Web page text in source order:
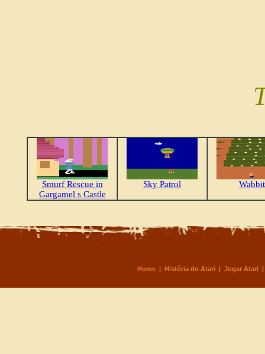
Smurf Rescue in
Gargamel s Castle
Sky Patrol Wabbit
Home | História do Atari | Jogar Atari |